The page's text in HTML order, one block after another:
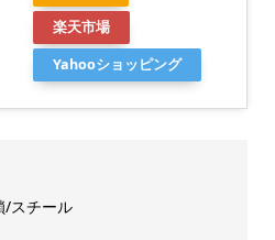
楽天市場
Yahooショッピング
/スチール